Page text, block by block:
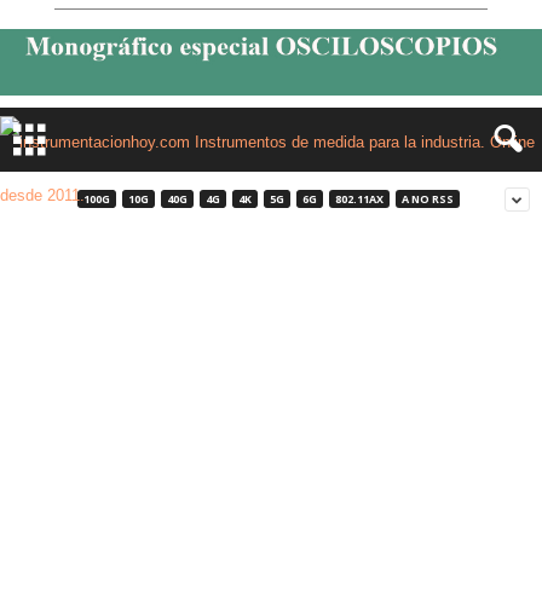
100G 10G 40G 4G 4K 5G 6G 802.11AX A NO RSS